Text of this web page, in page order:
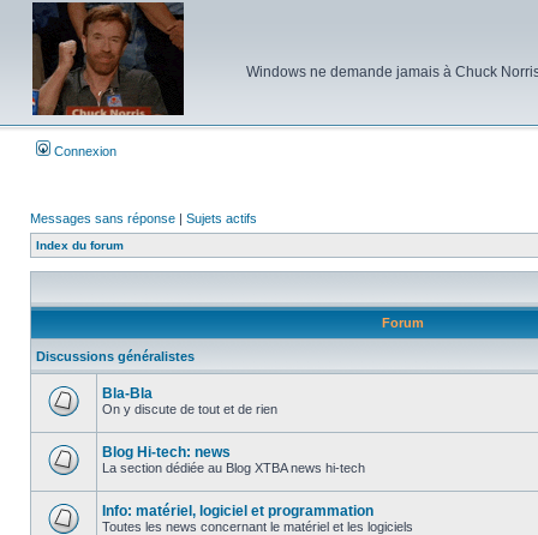
Windows ne demande jamais à Chuck
Connexion
Messages sans réponse | Sujets actifs
Index du forum
Forum
Discussions généralistes
message
non
Bla-Bla
On y discute de tout et de rien
message
non
Blog Hi-tech: news
La section dédiée au Blog XTBA news hi-tech
Info: matériel, logiciel et programmation
Toutes les news concernant le matériel et les logiciels